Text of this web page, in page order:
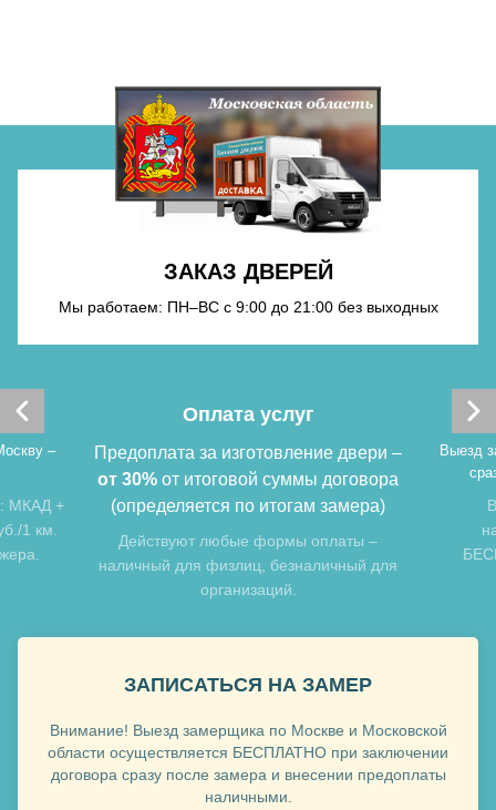
Хочу такую
Хочу такую
ЗАКАЗ ДВЕРЕЙ
Мы работаем: ПН–ВС с 9:00 до 21:00 без выходных
–
МКАД +
1 км.
Оплата услуг
Предоплата за изготовление двери –
от 30% от итоговой суммы договора
(определяется по итогам замера)
Действуют любые формы оплаты –
наличный для физлиц, безналичный для
организаций.
Выезд
ЗАПИСАТЬСЯ НА ЗАМЕР
Внимание! Выезд замерщика по Москве и Московской
области осуществляется БЕСПЛАТНО при заключении
договора сразу после замера и внесении предоплаты
наличными.